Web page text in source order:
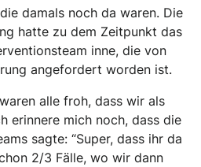
damals noch da waren. Die
hatte zu dem Zeitpunkt das
inne, die von
angefordert worden ist.
alle froh, dass wir als
erinnere mich noch, dass die
sagte: “Super, dass ihr da
2/3 Fälle, wo wir dann